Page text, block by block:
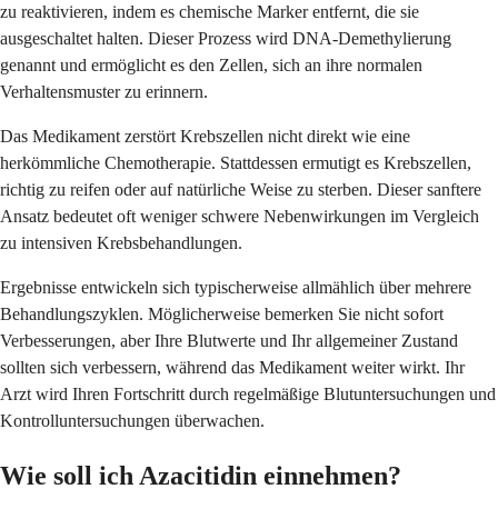
zu reaktivieren, indem es chemische Marker entfernt, die sie
ausgeschaltet halten. Dieser Prozess wird DNA-Demethylierung
genannt und ermöglicht es den Zellen, sich an ihre normalen
Verhaltensmuster zu erinnern.
Das Medikament zerstört Krebszellen nicht direkt wie eine
herkömmliche Chemotherapie. Stattdessen ermutigt es Krebszellen,
richtig zu reifen oder auf natürliche Weise zu sterben. Dieser sanftere
Ansatz bedeutet oft weniger schwere Nebenwirkungen im Vergleich
zu intensiven Krebsbehandlungen.
Ergebnisse entwickeln sich typischerweise allmählich über mehrere
Behandlungszyklen. Möglicherweise bemerken Sie nicht sofort
Verbesserungen, aber Ihre Blutwerte und Ihr allgemeiner Zustand
sollten sich verbessern, während das Medikament weiter wirkt. Ihr
Arzt wird Ihren Fortschritt durch regelmäßige Blutuntersuchungen und
Kontrolluntersuchungen überwachen.
Wie soll ich Azacitidin einnehmen?